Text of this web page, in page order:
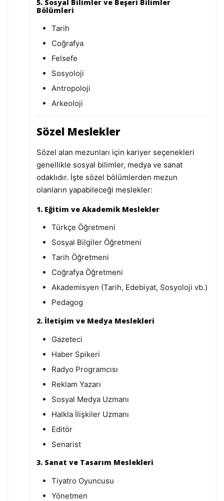
5. Sosyal Bilimler ve Beşeri Bilimler
Bölümleri
Tarih
Coğrafya
Felsefe
Sosyoloji
Antropoloji
Arkeoloji
Sözel Meslekler
Sözel alan mezunları için kariyer seçenekleri
genellikle sosyal bilimler, medya ve sanat
odaklıdır. İşte sözel bölümlerden mezun
olanların yapabileceği meslekler:
1. Eğitim ve Akademik Meslekler
Türkçe Öğretmeni
Sosyal Bilgiler Öğretmeni
Tarih Öğretmeni
Coğrafya Öğretmeni
Akademisyen (Tarih, Edebiyat, Sosyoloji vb.)
Pedagog
2. İletişim ve Medya Meslekleri
Gazeteci
Haber Spikeri
Radyo Programcısı
Reklam Yazarı
Sosyal Medya Uzmanı
Halkla İlişkiler Uzmanı
Editör
Senarist
3. Sanat ve Tasarım Meslekleri
Tiyatro Oyuncusu
Yönetmen